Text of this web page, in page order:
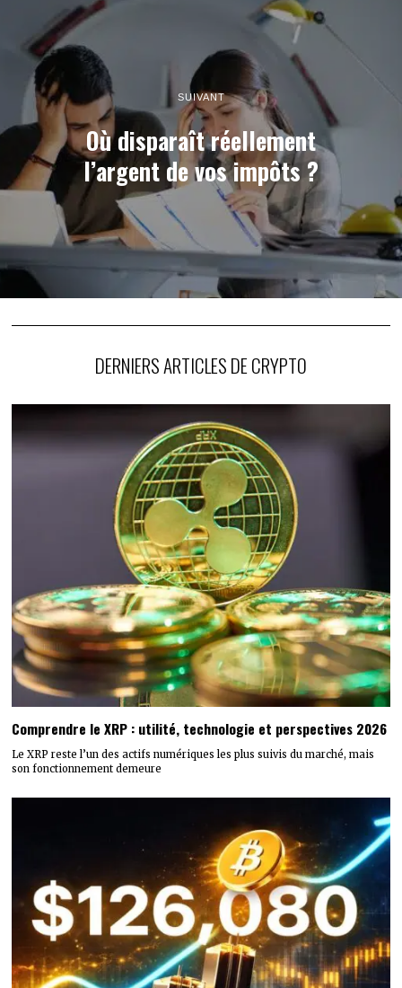
SUIVANT
Où disparaît réellement
l’argent de vos impôts ?
DERNIERS ARTICLES DE CRYPTO
Comprendre le XRP : utilité, technologie et perspectives 2026
Le XRP reste l’un des actifs numériques les plus suivis du marché, mais
son fonctionnement demeure